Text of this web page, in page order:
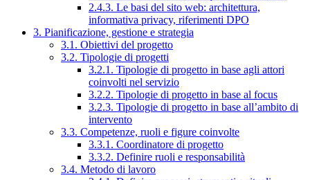
2.4.3. Le basi del sito web: architettura,
informativa privacy, riferimenti DPO
3. Pianificazione, gestione e strategia
3.1. Obiettivi del progetto
3.2. Tipologie di progetti
3.2.1. Tipologie di progetto in base agli attori
coinvolti nel servizio
3.2.2. Tipologie di progetto in base al focus
3.2.3. Tipologie di progetto in base all’ambito di
intervento
3.3. Competenze, ruoli e figure coinvolte
3.3.1. Coordinatore di progetto
3.3.2. Definire ruoli e responsabilità
3.4. Metodo di lavoro